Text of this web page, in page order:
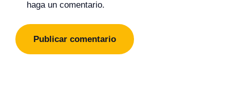
haga un comentario.